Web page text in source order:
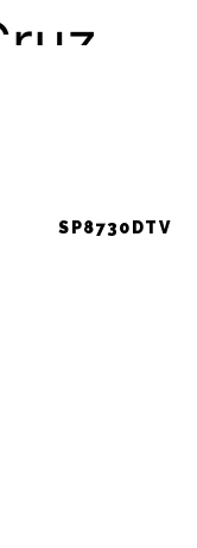
SP8730DTV
c/